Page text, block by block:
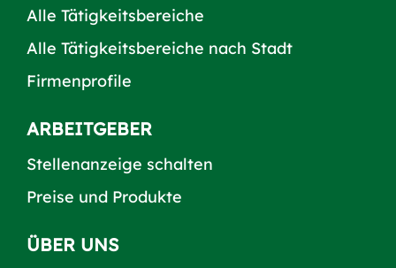
Alle Tätigkeitsbereiche
Alle Tätigkeitsbereiche nach Stadt
Firmenprofile
ARBEITGEBER
Stellenanzeige schalten
Preise und Produkte
ÜBER UNS